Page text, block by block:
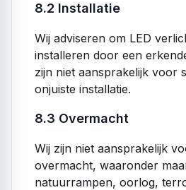
8.2 Installatie
Wij adviseren om LED
installeren door een
zijn niet aansprakelijk voor
onjuiste installatie.
8.3 Overmacht
Wij zijn niet aansprakelijk
overmacht, waaronder
natuurrampen, oorlog,